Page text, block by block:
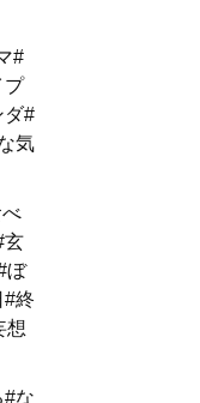
#
プ
ダ#
気
玄
ぼ
#終
想
#な